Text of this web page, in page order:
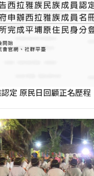
定 原民日回顧正名歷程